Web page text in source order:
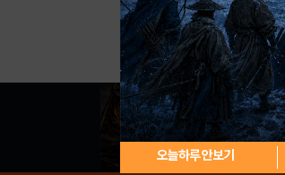
아이디 / 비밀번호 찾
오늘하루 안보기